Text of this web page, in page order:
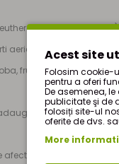
de Coltil-
fructe de Maces
la 250 ml de
afectiunt ale inimil
Acest site
Folosim cookie-
pentru a oferi
De asemenea,
publicitate şi de
folosiți site-ul
oferite de dvs.
More